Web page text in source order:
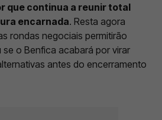
que continua a reunir total
encarnada. Resta agora
rondas negociais permitirão
o Benfica acabará por virar
antes do encerramento